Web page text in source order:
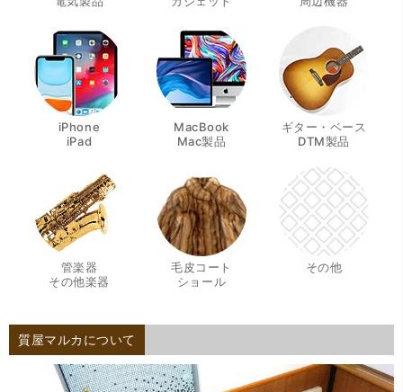
iPhone
iPad
MacBook
Mac製品
ギター・ベース
DTM製品
管楽器
その他楽器
毛皮コート
ショール
その他
質屋マルカについて